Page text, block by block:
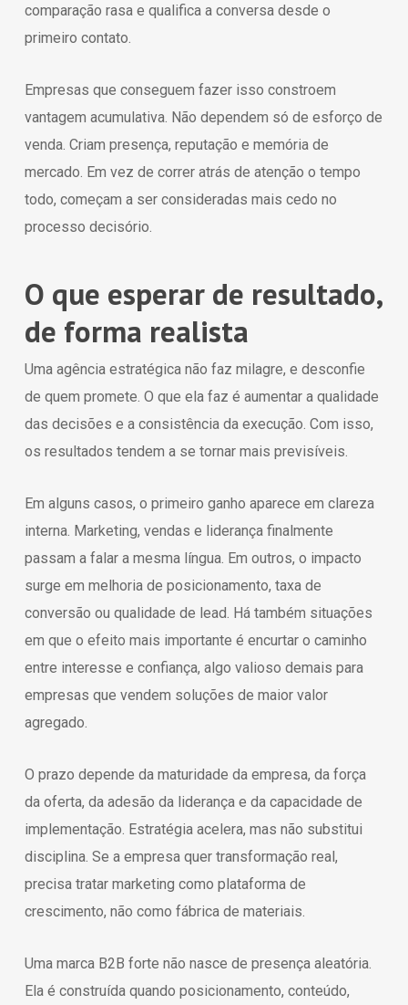
comparação rasa e qualifica a conversa desde o
primeiro contato.
Empresas que conseguem fazer isso constroem
vantagem acumulativa. Não dependem só de esforço de
venda. Criam presença, reputação e memória de
mercado. Em vez de correr atrás de atenção o tempo
todo, começam a ser consideradas mais cedo no
processo decisório.
O que esperar de resultado,
de forma realista
Uma agência estratégica não faz milagre, e desconfie
de quem promete. O que ela faz é aumentar a qualidade
das decisões e a consistência da execução. Com isso,
os resultados tendem a se tornar mais previsíveis.
Em alguns casos, o primeiro ganho aparece em clareza
interna. Marketing, vendas e liderança finalmente
passam a falar a mesma língua. Em outros, o impacto
surge em melhoria de posicionamento, taxa de
conversão ou qualidade de lead. Há também situações
em que o efeito mais importante é encurtar o caminho
entre interesse e confiança, algo valioso demais para
empresas que vendem soluções de maior valor
agregado.
O prazo depende da maturidade da empresa, da força
da oferta, da adesão da liderança e da capacidade de
implementação. Estratégia acelera, mas não substitui
disciplina. Se a empresa quer transformação real,
precisa tratar marketing como plataforma de
crescimento, não como fábrica de materiais.
Uma marca B2B forte não nasce de presença aleatória.
Ela é construída quando posicionamento, conteúdo,